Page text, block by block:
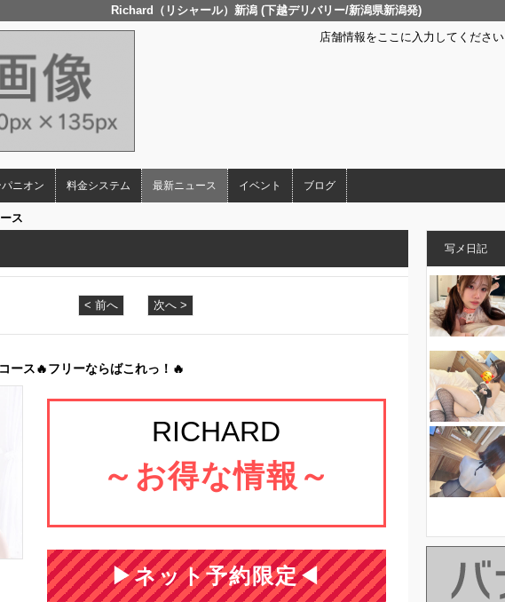
Richard（リシャール）新潟 (下越デリバリー/新潟県新潟発)
店舗情報をここに入力してください
ニオン 料金システム 最新ニュース イベント ブログ
ス
< 前へ 次へ >
ース🔥フリーならばこれっ！🔥
RICHARD
～お得な情報～
▶ネット予約限定◀
写メ日記